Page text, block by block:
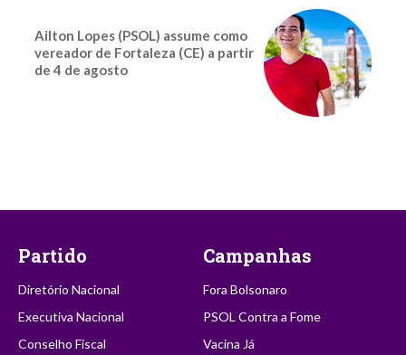
Ailton Lopes (PSOL) assume como
vereador de Fortaleza (CE) a partir
de 4 de agosto
Partido
Diretório Nacional
Executiva Nacional
Conselho Fiscal
Campanhas
Fora Bolsonaro
PSOL Contra a Fome
Vacina Já